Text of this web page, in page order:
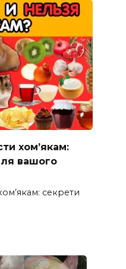
хом’якам:
вашого
секрети